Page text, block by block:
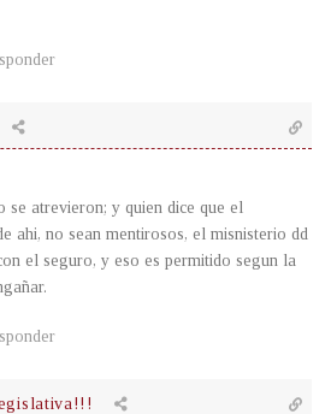
se atrevieron; y quien dice que el
ahi, no sean mentirosos, el misnisterio dd
el seguro, y eso es permitido segun la